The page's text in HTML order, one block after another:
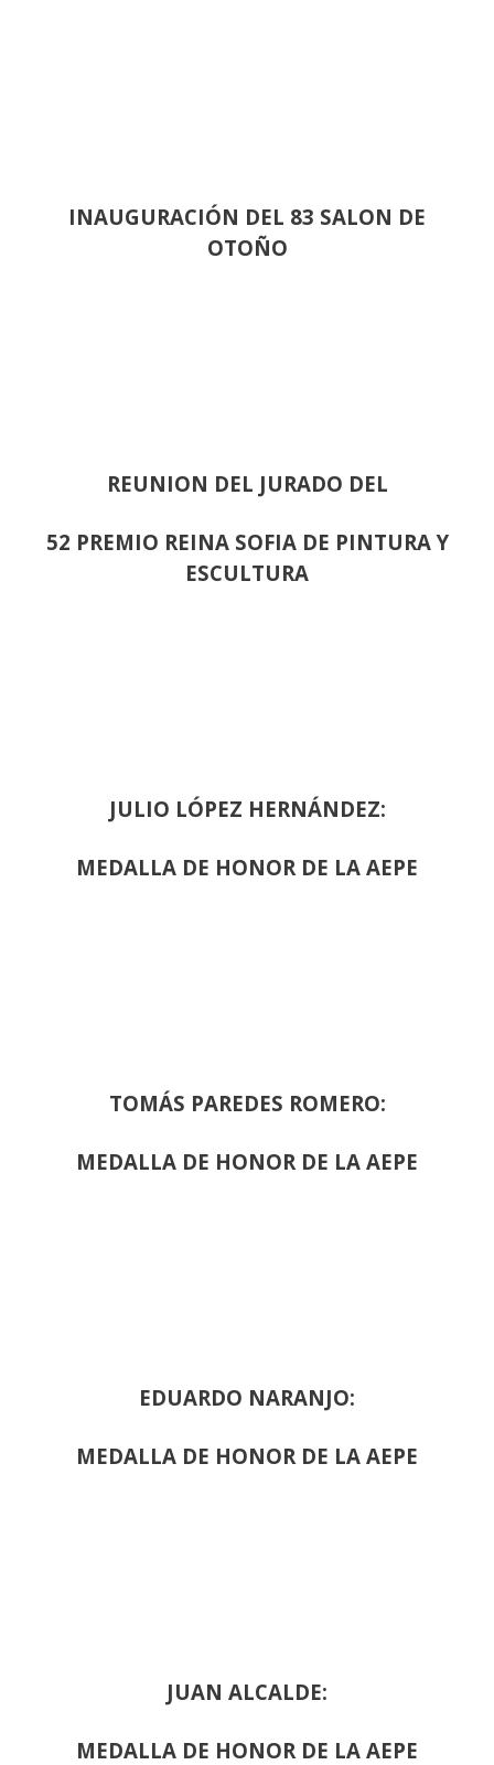
INAUGURACIÓN DEL 83 SALON DE
OTOÑO
REUNION DEL JURADO DEL
52 PREMIO REINA SOFIA DE PINTURA Y
ESCULTURA
JULIO LÓPEZ HERNÁNDEZ:
MEDALLA DE HONOR DE LA AEPE
TOMÁS PAREDES ROMERO:
MEDALLA DE HONOR DE LA AEPE
EDUARDO NARANJO:
MEDALLA DE HONOR DE LA AEPE
JUAN ALCALDE:
MEDALLA DE HONOR DE LA AEPE